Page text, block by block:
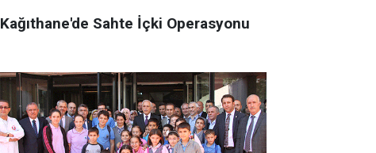
Kağıthane'de Sahte İçki Operasyonu